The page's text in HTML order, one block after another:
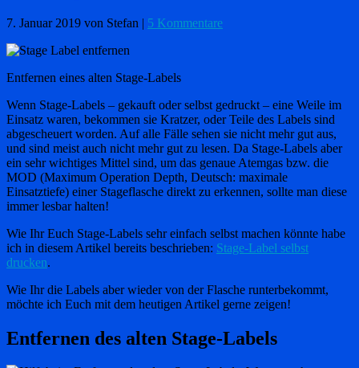
7. Januar 2019 von Stefan | 5 Kommentare
Entfernen eines alten Stage-Labels
Wenn Stage-Labels – gekauft oder selbst gedruckt – eine Weile im
Einsatz waren, bekommen sie Kratzer, oder Teile des Labels sind
abgescheuert worden. Auf alle Fälle sehen sie nicht mehr gut aus,
und sind meist auch nicht mehr gut zu lesen. Da Stage-Labels aber
ein sehr wichtiges Mittel sind, um das genaue Atemgas bzw. die
MOD (Maximum Operation Depth, Deutsch: maximale
Einsatztiefe) einer Stageflasche direkt zu erkennen, sollte man diese
immer lesbar halten!
Wie Ihr Euch Stage-Labels sehr einfach selbst machen könnte habe
ich in diesem Artikel bereits beschrieben: Stage-Label selbst
drucken.
Wie Ihr die Labels aber wieder von der Flasche runterbekommt,
möchte ich Euch mit dem heutigen Artikel gerne zeigen!
Entfernen des alten Stage-Labels